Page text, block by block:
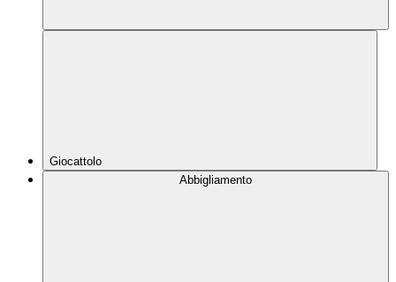
Giocattolo
Abbigliamento